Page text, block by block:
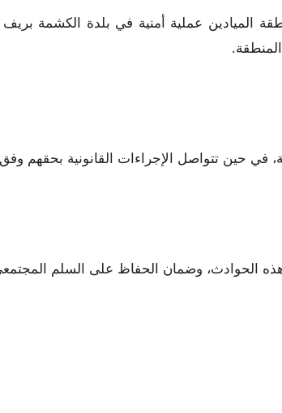
الميادين عملية أمنية في بلدة الكشمة
حين تتواصل الإجراءات القانونية بحقهم
هذه الحوادث، وضمان الحفاظ على السلم